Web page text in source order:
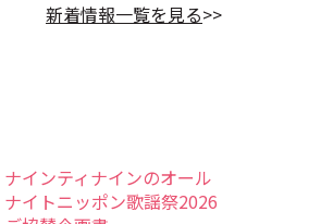
新着情報一覧を見る>>
ナインティナインのオール
ナイトニッポン歌謡祭2026